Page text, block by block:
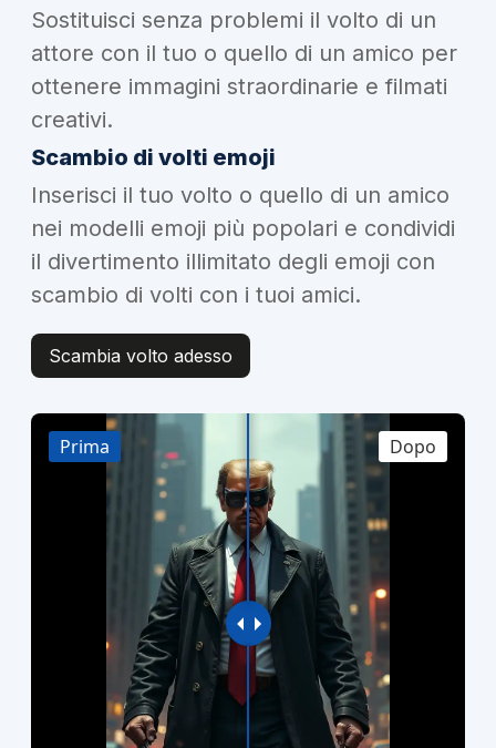
Sostituisci senza problemi il volto di un
attore con il tuo o quello di un amico per
ottenere immagini straordinarie e filmati
creativi.
Scambio di volti emoji
Inserisci il tuo volto o quello di un amico
nei modelli emoji più popolari e condividi
il divertimento illimitato degli emoji con
scambio di volti con i tuoi amici.
Scambia volto adesso
Dopo
Prima